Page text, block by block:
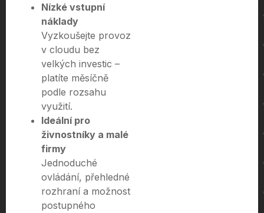
Nízké vstupní
náklady
Vyzkoušejte provoz
v cloudu bez
velkých investic –
platíte měsíčně
podle rozsahu
využití.
Ideální pro
živnostníky a malé
firmy
Jednoduché
ovládání, přehledné
rozhraní a možnost
postupného